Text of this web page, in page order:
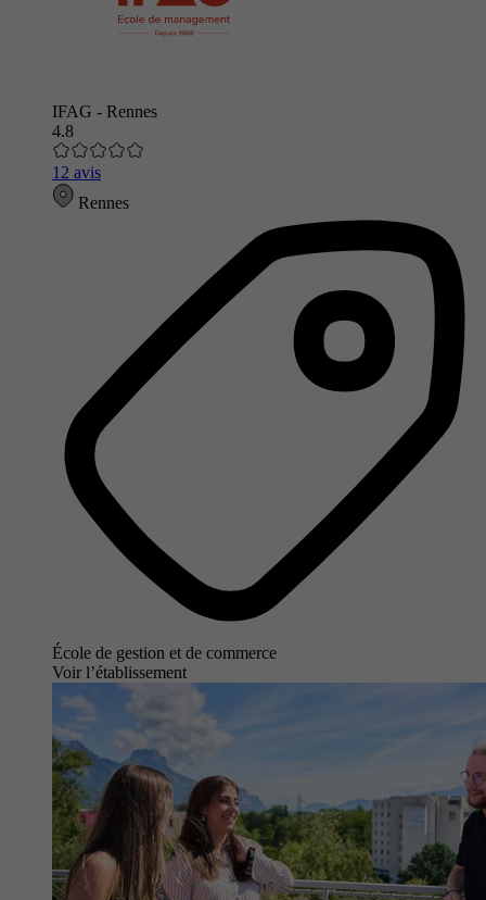
IFAG - Rennes
4.8
12 avis
Rennes
École de gestion et de commerce
Voir l’établissement